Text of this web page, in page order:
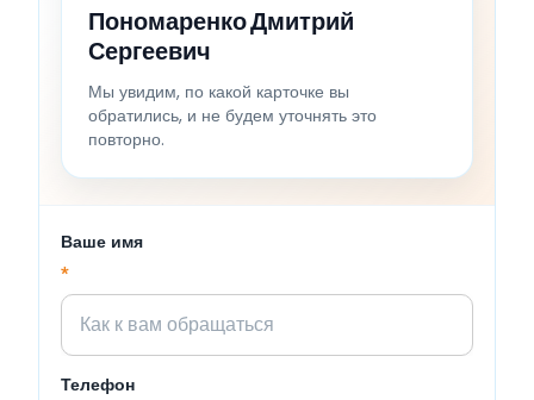
Пономаренко Дмитрий
Сергеевич
Мы увидим, по какой карточке вы
обратились, и не будем уточнять это
повторно.
Ваше имя
*
Телефон